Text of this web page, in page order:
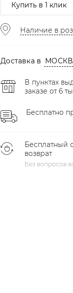
Купитьв 1 клик
Наличие в
Доставка в
В пунктах
заказе от 6
Бесплатно
Бесплатный
возврат
Без вопросов